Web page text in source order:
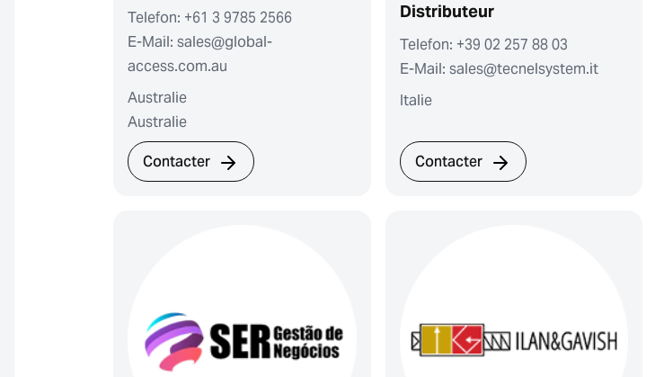
Telefon: +61 3 9785 2566
E-Mail: sales@global-
access.com.au
Australie
Australie
Contacter
Distributeur
Telefon: +39 02 257 88 03
E-Mail: sales@tecnelsystem.it
Italie
Contacter